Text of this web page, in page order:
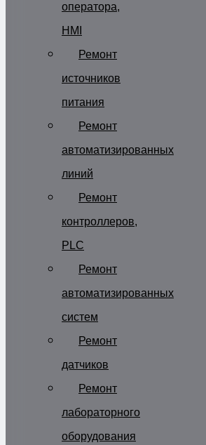
оператора,
HMI
Ремонт
источников
питания
Ремонт
автоматизированных
линий
Ремонт
контроллеров,
PLC
Ремонт
автоматизированных
систем
Ремонт
датчиков
Ремонт
лабораторного
оборудования